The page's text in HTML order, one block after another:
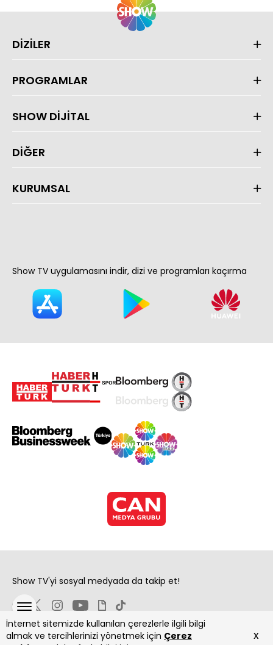
İnternet sitemizde kullanılan çerezlerle ilgili bilgi
almak ve tercihlerinizi yönetmek için Çerez
x
DİZİLER
PROGRAMLAR
SHOW DİJİTAL
DİĞER
KURUMSAL
Show TV uygulamasını indir, dizi ve programları kaçırma
Show TV'yi sosyal medyada da takip et!